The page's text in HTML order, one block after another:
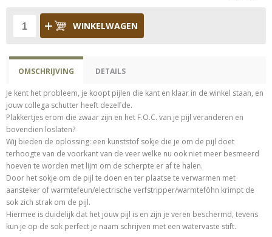
WINKELWAGEN
OMSCHRIJVING DETAILS
Je kent het probleem, je koopt pijlen die kant en klaar in de winkel staan, en
jouw collega schutter heeft dezelfde.
Plakkertjes erom die zwaar zijn en het F.O.C. van je pijl veranderen en
bovendien loslaten?
Wij bieden de oplossing: een kunststof sokje die je om de pijl doet
terhoogte van de voorkant van de veer welke nu ook niet meer besmeerd
hoeven te worden met lijm om de scherpte er af te halen.
Door het sokje om de pijl te doen en ter plaatse te verwarmen met
aansteker of warmtefeun/electrische verfstripper/warmteföhn krimpt de
sok zich strak om de pijl.
Hiermee is duidelijk dat het jouw pijl is en zijn je veren beschermd, tevens
kun je op de sok perfect je naam schrijven met een watervaste stift.